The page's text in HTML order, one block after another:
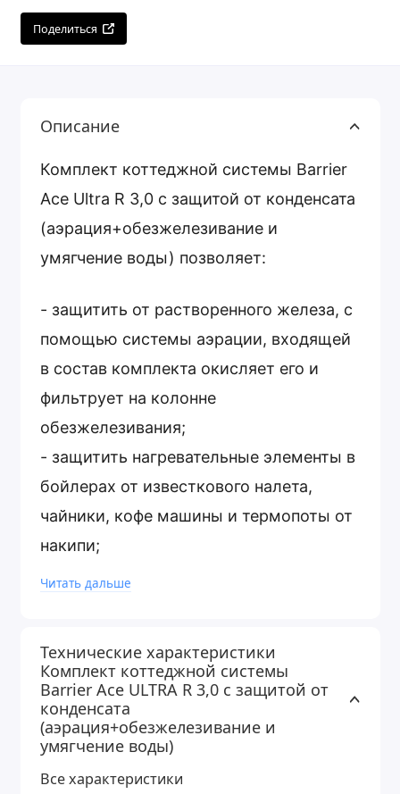
Поделиться
Описание
Комплект коттеджной системы Barrier
Ace Ultra R 3,0 с защитой от конденсата
(аэрация+обезжелезивание и
умягчение воды) позволяет:
- защитить от растворенного железа, с
помощью системы аэрации, входящей
в состав комплекта окисляет его и
фильтрует на колонне
обезжелезивания;
- защитить нагревательные элементы в
бойлерах от известкового налета,
чайники, кофе машины и термопоты от
накипи;
- обеспечить мягкую воду в душе;
облегчить процесс стирки, повысить
эффективность удаления пятен;
- уменьшить расход моющих средств в
посудомоечной машине.
Читать дальше
Технические характеристики
Комплект коттеджной системы
Barrier Ace ULTRA R 3,0 с защитой от
конденсата
(аэрация+обезжелезивание и
умягчение воды)
Все характеристики